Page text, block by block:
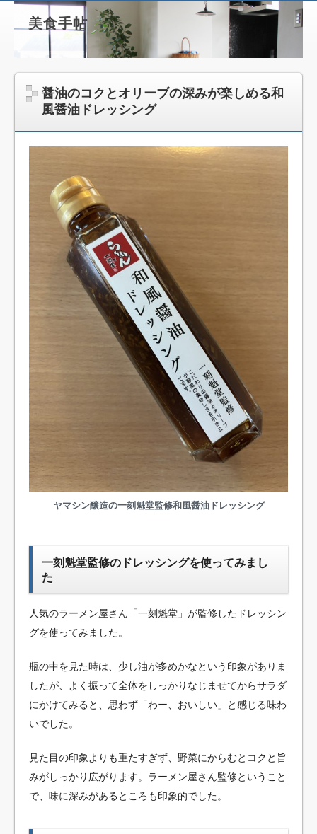
美食手帖
醤油のコクとオリーブの深みが楽しめる和
風醤油ドレッシング
ヤマシン醸造の一刻魁堂監修和風醤油ドレッシング
一刻魁堂監修のドレッシングを使ってみまし
た
人気のラーメン屋さん「一刻魁堂」が監修したドレッシン
グを使ってみました。
瓶の中を見た時は、少し油が多めかなという印象がありま
したが、よく振って全体をしっかりなじませてからサラダ
にかけてみると、思わず「わー、おいしい」と感じる味わ
いでした。
見た目の印象よりも重たすぎず、野菜にからむとコクと旨
みがしっかり広がります。ラーメン屋さん監修ということ
で、味に深みがあるところも印象的でした。